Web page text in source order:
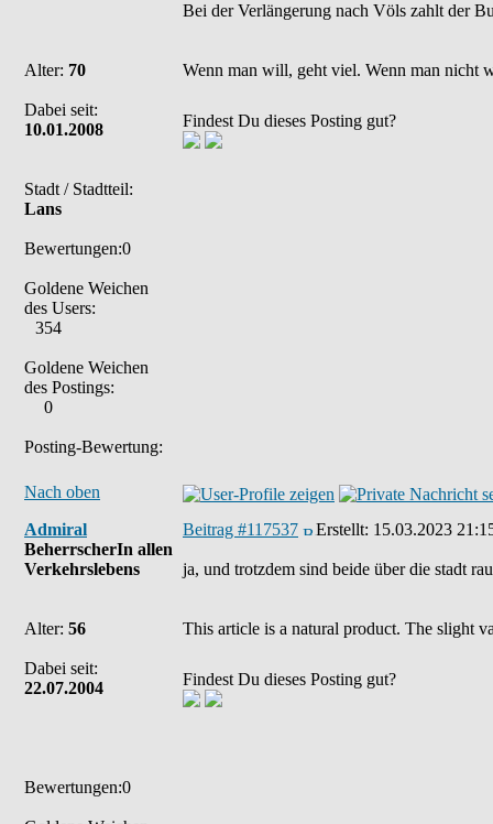
Alter: 70
Dabei seit:
10.01.2008
Stadt / Stadtteil:
Lans
Bewertungen:0
Goldene Weichen
des Users:
354
Goldene Weichen
des Postings:
0
Posting-Bewertung:
Bei der Verlängerung nach Völs zahlt der
Wenn man will, geht viel. Wenn man nicht
Findest Du dieses Posting gut?
Nach oben
Admiral
BeherrscherIn allen
Verkehrslebens
Alter: 56
Dabei seit:
22.07.2004
Bewertungen:0
Beitrag #117537 Erstellt: 15.03.2023
ja, und trotzdem sind beide über die stadt
This article is a natural product. The slight
Findest Du dieses Posting gut?